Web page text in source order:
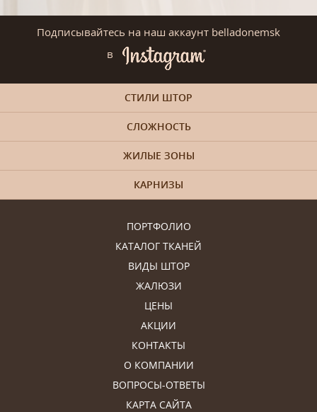
Подписывайтесь на наш аккаунт belladonemsk
в
ПОРТФОЛИО
КАТАЛОГ ТКАНЕЙ
ВИДЫ ШТОР
ЖАЛЮЗИ
ЦЕНЫ
АКЦИИ
КОНТАКТЫ
О КОМПАНИИ
ВОПРОСЫ-ОТВЕТЫ
КАРТА САЙТА
СТИЛИ ШТОР
СЛОЖНОСТЬ
ЖИЛЫЕ ЗОНЫ
КАРНИЗЫ